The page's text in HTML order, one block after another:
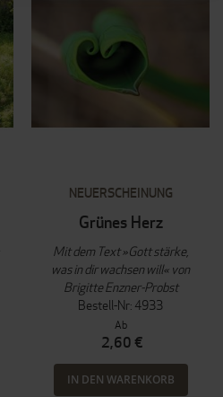
NEUERSCHEINUNG
Grünes Herz
Mit dem Text »Gott stärke,
was in dir wachsen will« von
Brigitte Enzner-Probst
Bestell-Nr: 4933
Ab
2,60 €
IN DEN WARENKORB